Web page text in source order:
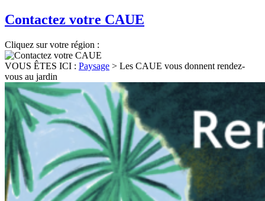
Contactez votre CAUE
Cliquez sur votre région :
VOUS ÊTES ICI : Paysage > Les CAUE vous donnent rendez-
vous au jardin